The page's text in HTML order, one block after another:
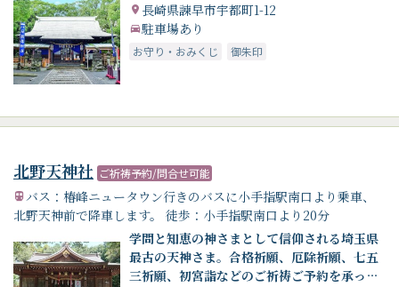
長崎県諫早市宇都町1-12
駐車場あり
お守り・おみくじ 御朱印
北野天神社 ご祈祷予約/問合せ可能
バス：椿峰ニュータウン行きのバスに小手指駅南口より乗車、
北野天神前で降車します。 徒歩：小手指駅南口より20分
学問と知恵の神さまとして信仰される埼玉県
最古の天神さま。合格祈願、厄除祈願、七五
三祈願、初宮詣などのご祈祷ご予約を承って